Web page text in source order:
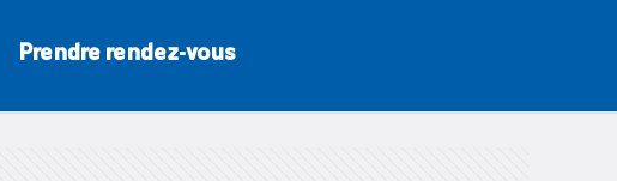
Prendre rendez-vous